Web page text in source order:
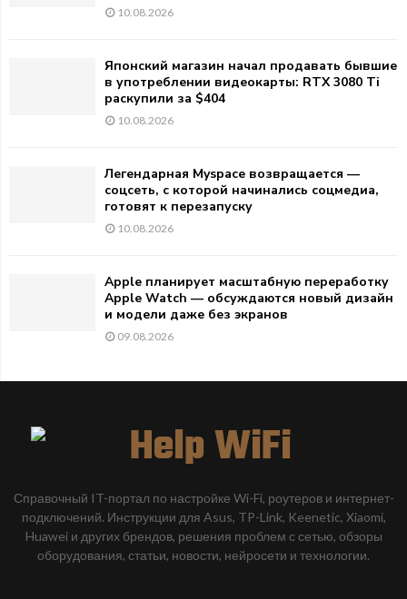
10.08.2026
Японский магазин начал продавать бывшие
в употреблении видеокарты: RTX 3080 Ti
раскупили за $404
10.08.2026
Легендарная Myspace возвращается —
соцсеть, с которой начинались соцмедиа,
готовят к перезапуску
10.08.2026
Apple планирует масштабную переработку
Apple Watch — обсуждаются новый дизайн
и модели даже без экранов
09.08.2026
Справочный IT-портал по настройке Wi-Fi, роутеров и интернет-
подключений. Инструкции для Asus, TP-Link, Keenetic, Xiaomi,
Huawei и других брендов, решения проблем с сетью, обзоры
оборудования, статьи, новости, нейросети и технологии.